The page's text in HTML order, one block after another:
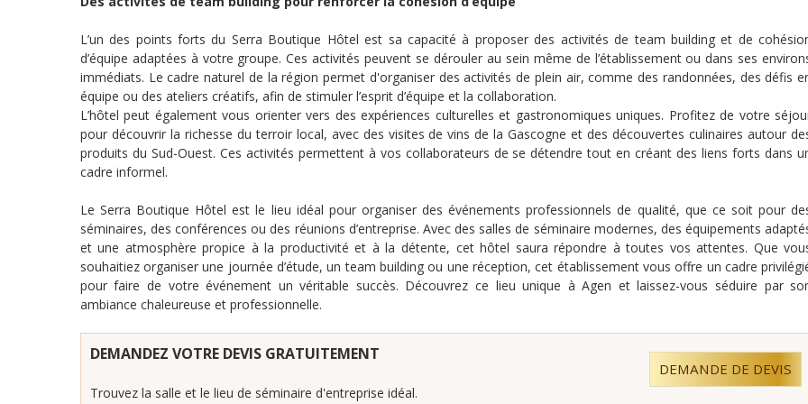
L’un des points forts du Serra Boutique Hôtel est sa capacité à proposer des activités de team building et de
d’équipe adaptées à votre groupe. Ces activités peuvent se dérouler au sein même de l’établissement ou dans ses
immédiats. Le cadre naturel de la région permet d'organiser des activités de plein air, comme des randonnées, des défis
équipe ou des ateliers créatifs, afin de stimuler l’esprit d’équipe et la collaboration.
L’hôtel peut également vous orienter vers des expériences culturelles et gastronomiques uniques. Profitez de votre
pour découvrir la richesse du terroir local, avec des visites de vins de la Gascogne et des découvertes culinaires autour
produits du Sud-Ouest. Ces activités permettent à vos collaborateurs de se détendre tout en créant des liens forts dans
cadre informel.
Le Serra Boutique Hôtel est le lieu idéal pour organiser des événements professionnels de qualité, que ce soit pour
séminaires, des conférences ou des réunions d’entreprise. Avec des salles de séminaire modernes, des équipements
et une atmosphère propice à la productivité et à la détente, cet hôtel saura répondre à toutes vos attentes. Que
souhaitiez organiser une journée d’étude, un team building ou une réception, cet établissement vous offre un cadre
pour faire de votre événement un véritable succès. Découvrez ce lieu unique à Agen et laissez-vous séduire par
ambiance chaleureuse et professionnelle.
DEMANDEZ VOTRE DEVIS GRATUITEMENT
Trouvez la salle et le lieu de séminaire d'entreprise idéal.
DEMANDE DE DEVIS